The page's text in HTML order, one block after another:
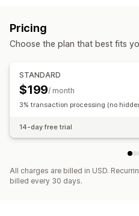
Pricing
Choose the plan that best fits
STANDARD
$199/ month
3% transaction processing (no
14-day free trial
All charges are billed in USD.
billed every 30 days.